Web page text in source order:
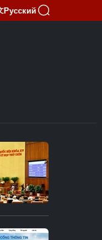
Русский